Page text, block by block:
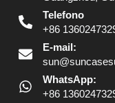
Telefono
+86
E-mail:
WhatsApp:
+86